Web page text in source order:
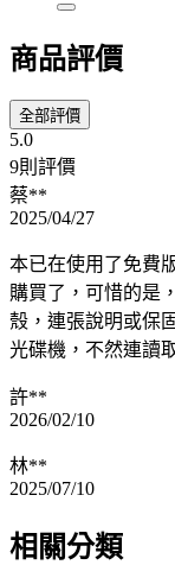
商品評價
全部評價
5.0
9則評價
蔡**
2025/04/27
本已在使用了免費
購買了，可惜的是
殼，連張說明或保
光碟機，不然連讀
許**
2026/02/10
林**
2025/07/10
相關分類